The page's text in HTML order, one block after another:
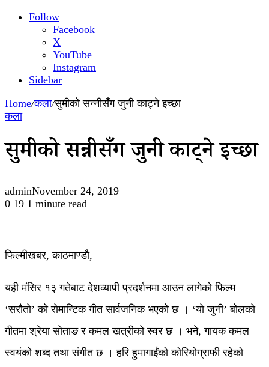
Follow
Facebook
X
YouTube
Instagram
Sidebar
Home/कला/सुमीको सन्नीसँग जुनी काट्ने इच्छा
कला
सुमीको सन्नीसँग जुनी काट्ने इच्छा
adminNovember 24, 2019
0 19 1 minute read
फिल्मीखबर, काठमाण्डौ,
यही मंसिर १३ गतेबाट देशव्यापी प्रदर्शनमा आउन लागेको फिल्म
‘सरौतो’ को रोमान्टिक गीत सार्वजनिक भएको छ । ‘यो जुनी’ बोलको
गीतमा श्रेया सोताङ र कमल खत्रीको स्वर छ । भने, गायक कमल
स्वयंको शब्द तथा संगीत छ । हरि हुमागाईंको कोरियोग्राफी रहेको